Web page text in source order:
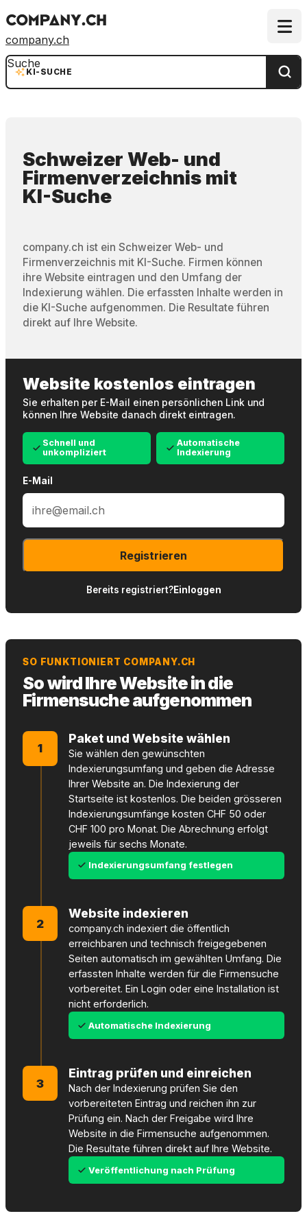
company.ch
KI-SUCHE
Suche
Schweizer Web- und
Firmenverzeichnis mit
KI-Suche
company.ch ist ein Schweizer Web- und
Firmenverzeichnis mit KI-Suche. Firmen können
ihre Website eintragen und den Umfang der
Indexierung wählen. Die erfassten Inhalte werden in
die KI-Suche aufgenommen. Die Resultate führen
direkt auf Ihre Website.
Website kostenlos eintragen
Sie erhalten per E-Mail einen persönlichen Link und
können Ihre Website danach direkt eintragen.
Schnell und
unkompliziert
Automatische
Indexierung
E-Mail
Registrieren
Bereits registriert?Einloggen
SO FUNKTIONIERT COMPANY.CH
So wird Ihre Website in die
Firmensuche aufgenommen
1
Paket und Website wählen
Sie wählen den gewünschten
Indexierungsumfang und geben die Adresse
Ihrer Website an. Die Indexierung der
Startseite ist kostenlos. Die beiden grösseren
Indexierungsumfänge kosten CHF 50 oder
CHF 100 pro Monat. Die Abrechnung erfolgt
jeweils für sechs Monate.
Indexierungsumfang festlegen
2
Website indexieren
company.ch indexiert die öffentlich
erreichbaren und technisch freigegebenen
Seiten automatisch im gewählten Umfang. Die
erfassten Inhalte werden für die Firmensuche
vorbereitet. Ein Login oder eine Installation ist
nicht erforderlich.
Automatische Indexierung
3
Eintrag prüfen und einreichen
Nach der Indexierung prüfen Sie den
vorbereiteten Eintrag und reichen ihn zur
Prüfung ein. Nach der Freigabe wird Ihre
Website in die Firmensuche aufgenommen.
Die Resultate führen direkt auf Ihre Website.
Veröffentlichung nach Prüfung